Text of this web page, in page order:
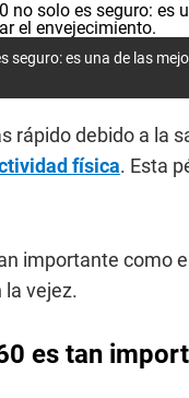
es una de las
rápido debido a la
física. Esta
importante como
la vejez.
es tan